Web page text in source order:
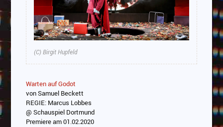
(C) Birgit Hupfeld
Warten auf Godot
von Samuel Beckett
REGIE: Marcus Lobbes
@ Schauspiel Dortmund
Premiere am 01.02.2020